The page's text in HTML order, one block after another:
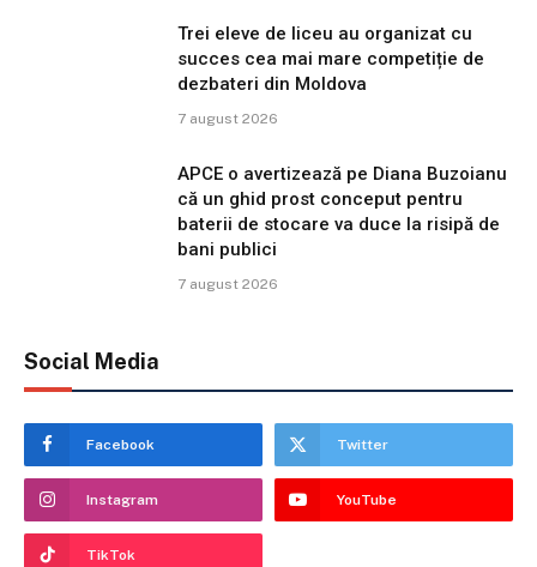
Trei eleve de liceu au organizat cu
succes cea mai mare competiție de
dezbateri din Moldova
7 august 2026
APCE o avertizează pe Diana Buzoianu
că un ghid prost conceput pentru
baterii de stocare va duce la risipă de
bani publici
7 august 2026
Social Media
Facebook Twitter
Instagram YouTube
TikTok